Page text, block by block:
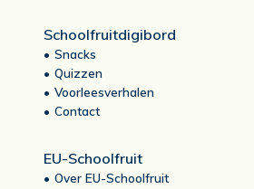
Schoolfruitdigibord
Snacks
Quizzen
Voorleesverhalen
Contact
EU-Schoolfruit
Over EU-Schoolfruit